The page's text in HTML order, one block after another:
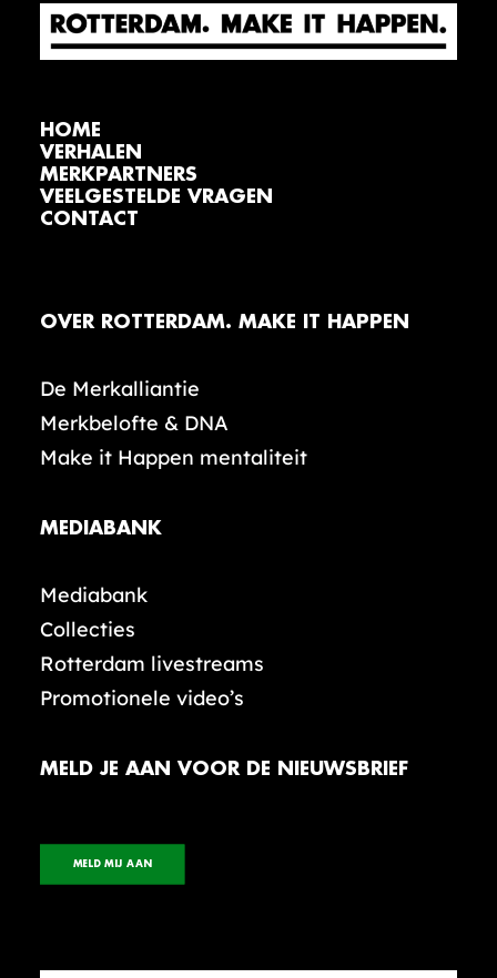
HOME
VERHALEN
MERKPARTNERS
VEELGESTELDE VRAGEN
CONTACT
OVER ROTTERDAM. MAKE IT HAPPEN
De Merkalliantie
Merkbelofte & DNA
Make it Happen mentaliteit
MEDIABANK
Mediabank
Collecties
Rotterdam livestreams
Promotionele video’s
MELD JE AAN VOOR DE NIEUWSBRIEF
MELD MIJ AAN